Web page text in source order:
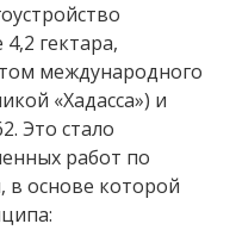
гектара,
международного
«Хадасса») и
Это стало
работ по
основе которой